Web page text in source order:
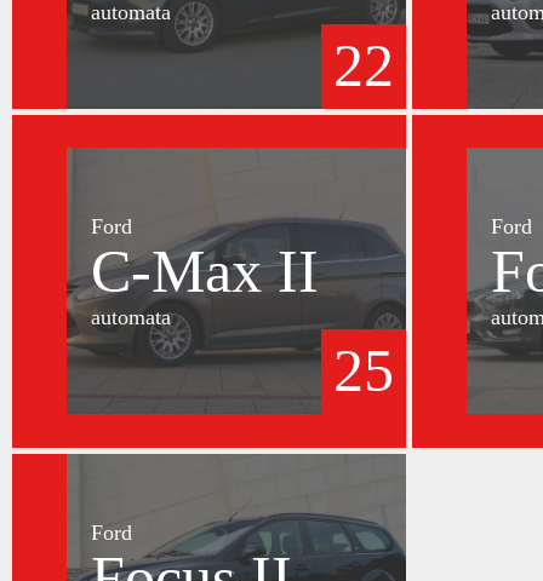
automata
22
Ford
C-Max II
automata
25
Ford
Ford